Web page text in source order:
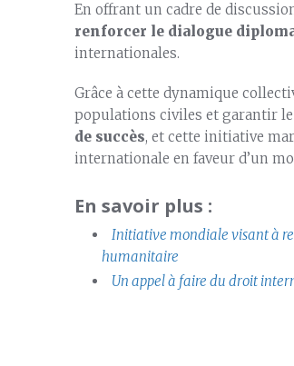
En offrant un cadre de
renforcer le dialogue
internationales.
Grâce à cette dynamique
populations civiles et garantir le
de succès, et cette initiative
internationale en faveur d’un
En savoir plus :
Initiative mondiale visant à
humanitaire
Un appel à faire du droit